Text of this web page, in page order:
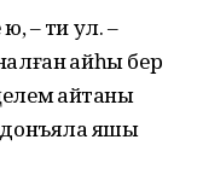
– ти ул. –
ҡайһы бер
ҡайтҡаны
яҡшы